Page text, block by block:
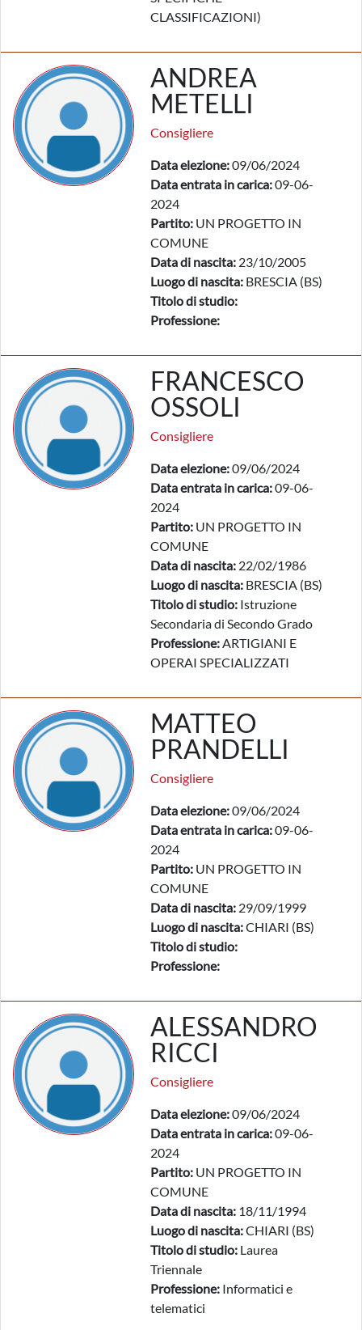
CLASSIFICAZIONI)
ANDREA
METELLI
Consigliere
Data elezione:09/06/2024
Data entrata in carica:09-06-
2024
Partito: UN PROGETTO IN
COMUNE
Data di nascita: 23/10/2005
Luogo di nascita: BRESCIA (BS)
Titolo di studio:
Professione:
FRANCESCO
OSSOLI
Consigliere
Data elezione:09/06/2024
Data entrata in carica:09-06-
2024
Partito: UN PROGETTO IN
COMUNE
Data di nascita: 22/02/1986
Luogo di nascita: BRESCIA (BS)
Titolo di studio: Istruzione
Secondaria di Secondo Grado
Professione:ARTIGIANI E
OPERAI SPECIALIZZATI
MATTEO
PRANDELLI
Consigliere
Data elezione:09/06/2024
Data entrata in carica:09-06-
2024
Partito: UN PROGETTO IN
COMUNE
Data di nascita: 29/09/1999
Luogo di nascita:CHIARI (BS)
Titolo di studio:
Professione:
ALESSANDRO
RICCI
Consigliere
Data elezione:09/06/2024
Data entrata in carica:09-06-
2024
Partito: UN PROGETTO IN
COMUNE
Data di nascita: 18/11/1994
Luogo di nascita:CHIARI (BS)
Titolo di studio: Laurea
Triennale
Professione: Informatici e
telematici